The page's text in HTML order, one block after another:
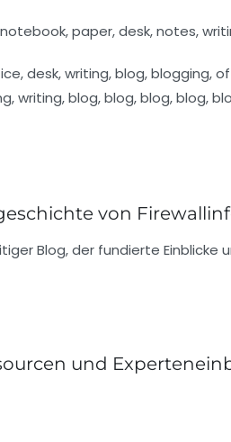
von
Blog, der fundierte
und